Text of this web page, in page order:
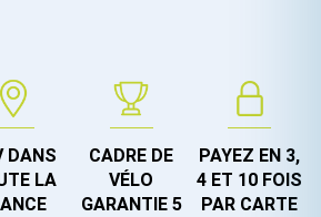
DANS
LA
CADRE DE
VÉLO
GARANTIE 5
PAYEZ EN 3,
4 ET 10 FOIS
PAR CARTE